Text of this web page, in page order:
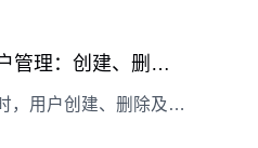
Linux香港服务器用户管理：创建、删除与权限分配实操指南
管理Linux香港服务器时，用户创建、删除及权限分配是保障安全的核心。本文结合实际操作场景，分享实用技巧与注意事项。